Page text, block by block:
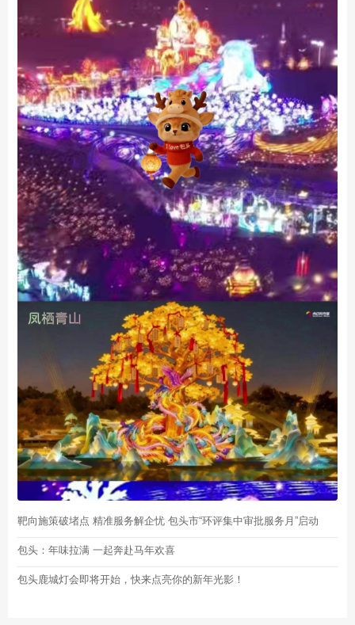
靶向施策破堵点 精准服务解企忧 包头市“环评集中审批服务月”启动
包头：年味拉满 一起奔赴马年欢喜
包头鹿城灯会即将开始，快来点亮你的新年光影！